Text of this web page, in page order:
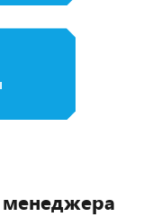
менеджера